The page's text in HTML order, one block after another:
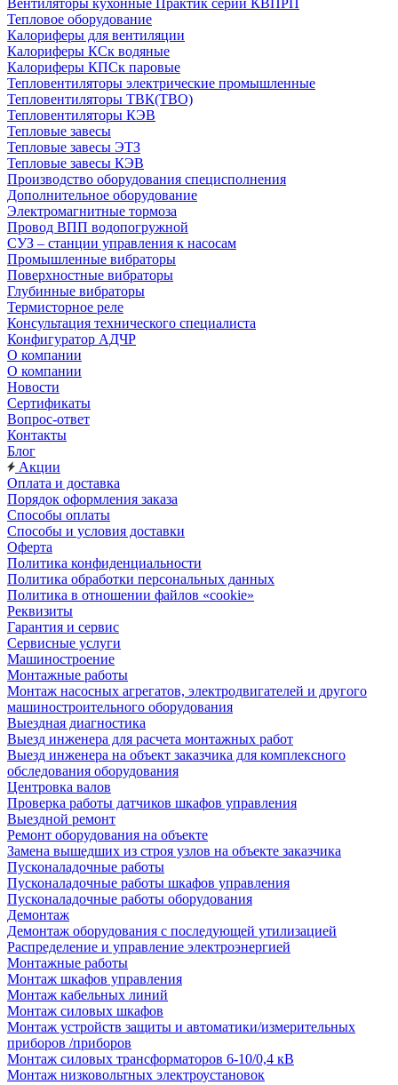
Вентиляторы кухонные Практик серии КВПРП
Тепловое оборудование
Калориферы для вентиляции
Калориферы КСк водяные
Калориферы КПСк паровые
Тепловентиляторы электрические промышленные
Тепловентиляторы ТВК(ТВО)
Тепловентиляторы КЭВ
Тепловые завесы
Тепловые завесы ЭТЗ
Тепловые завесы КЭВ
Производство оборудования специсполнения
Дополнительное оборудование
Электромагнитные тормоза
Провод ВПП водопогружной
СУЗ – станции управления к насосам
Промышленные вибраторы
Поверхностные вибраторы
Глубинные вибраторы
Термисторное реле
Консультация технического специалиста
Конфигуратор АДЧР
О компании
О компании
Новости
Сертификаты
Вопрос-ответ
Контакты
Блог
Акции
Оплата и доставка
Порядок оформления заказа
Способы оплаты
Способы и условия доставки
Оферта
Политика конфиденциальности
Политика обработки персональных данных
Политика в отношении файлов «cookie»
Реквизиты
Гарантия и сервис
Сервисные услуги
Машиностроение
Монтажные работы
Монтаж насосных агрегатов, электродвигателей и другого
машиностроительного оборудования
Выездная диагностика
Выезд инженера для расчета монтажных работ
Выезд инженера на объект заказчика для комплексного
обследования оборудования
Центровка валов
Проверка работы датчиков шкафов управления
Выездной ремонт
Ремонт оборудования на объекте
Замена вышедших из строя узлов на объекте заказчика
Пусконаладочные работы
Пусконаладочные работы шкафов управления
Пусконаладочные работы оборудования
Демонтаж
Демонтаж оборудования с последующей утилизацией
Распределение и управление электроэнергией
Монтажные работы
Монтаж шкафов управления
Монтаж кабельных линий
Монтаж силовых шкафов
Монтаж устройств защиты и автоматики/измерительных
приборов /приборов
Монтаж силовых трансформаторов 6-10/0,4 кВ
Монтаж низковольтных электроустановок